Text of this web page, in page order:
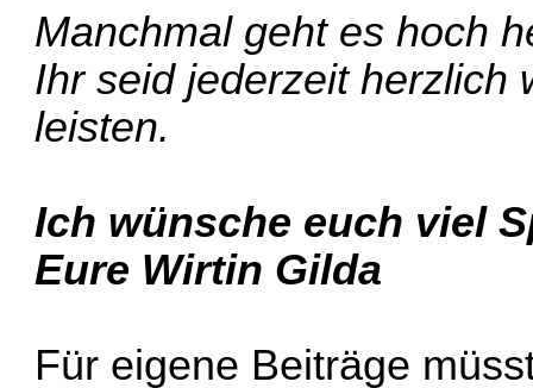
Manchmal geht es hoch
Ihr seid jederzeit herzlich
leisten.
Ich wünsche euch viel
Eure Wirtin Gilda
Für eigene Beiträge